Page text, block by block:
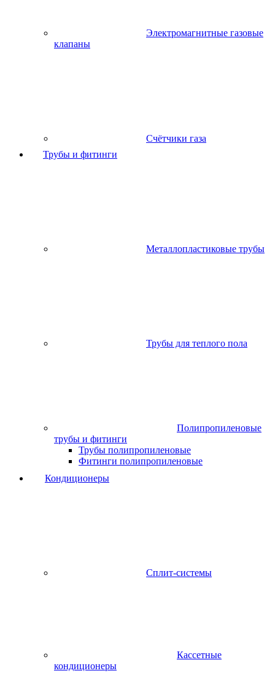
Электромагнитные газовые
клапаны
Счётчики газа
Трубы и фитинги
Металлопластиковые трубы
Трубы для теплого пола
Полипропиленовые
трубы и фитинги
Трубы полипропиленовые
Фитинги полипропиленовые
Кондиционеры
Сплит-системы
Кассетные
кондиционеры